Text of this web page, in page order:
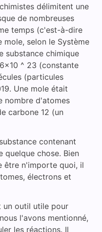
délimitent une
de nombreuses
temps (c'est-à-dire
selon le Système
substance chimique
^ 23 (constante
(particules
Une mole était
nombre d'atomes
carbone 12 (un
contenant
quelque chose. Bien
être n'importe quoi, il
électrons et
un outil utile pour
l'avons mentionné,
les réactions. Il